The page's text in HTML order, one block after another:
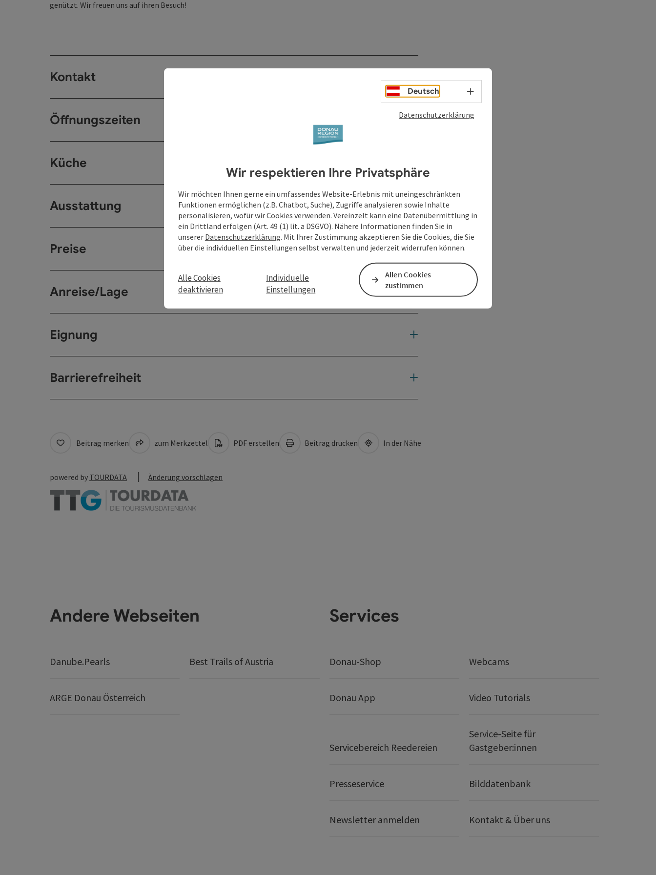
genützt. Wir freuen uns auf ihren Besuch!
Kontakt
Öffnungszeiten
Küche
Ausstattung
Preise
Anreise/Lage
Eignung
Barrierefreiheit
Beitrag merken zum Merkzettel PDF erstellen Beitrag drucken In der Nähe
powered by TOURDATA Änderung vorschlagen
Andere Webseiten
Danube.Pearls Best Trails of Austria
ARGE Donau Österreich
Services
Donau-Shop Webcams
Donau App Video Tutorials
Servicebereich Reedereien
Service-Seite für
Gastgeber:innen
Presseservice Bilddatenbank
Newsletter anmelden Kontakt & Über uns
Deutsch Sprachwahl - Menü öffnen
Datenschutzerklärung
Wir respektieren Ihre Privatsphäre
Wir möchten Ihnen gerne ein umfassendes Website-Erlebnis mit uneingeschränkten
Funktionen ermöglichen (z.B. Chatbot, Suche), Zugriffe analysieren sowie Inhalte
personalisieren, wofür wir Cookies verwenden. Vereinzelt kann eine Datenübermittlung in
ein Drittland erfolgen (Art. 49 (1) lit. a DSGVO). Nähere Informationen finden Sie in
unserer Datenschutzerklärung. Mit Ihrer Zustimmung akzeptieren Sie die Cookies, die Sie
über die individuellen Einstellungen selbst verwalten und jederzeit widerrufen können.
Alle Cookies
deaktivieren
Individuelle
Einstellungen
Allen Cookies
zustimmen